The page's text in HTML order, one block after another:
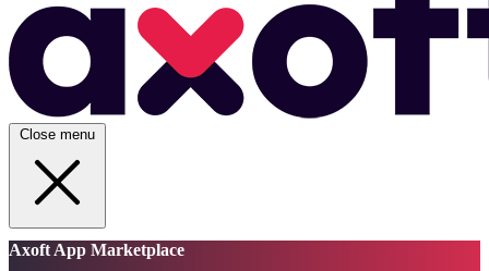
Close menu
Axoft App Marketplace